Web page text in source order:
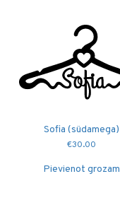
Sofia (südamega)
€30.00
Pievienot grozam